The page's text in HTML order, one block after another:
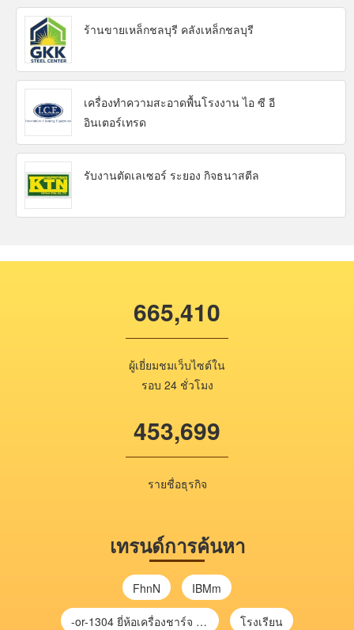
ร้านขายเหล็กชลบุรี คลังเหล็กชลบุรี
เครื่องทำความสะอาดพื้นโรงงาน ไอ ซี อี
อินเตอร์เทรด
รับงานตัดเลเซอร์ ระยอง กิจธนาสตีล
665,410
ผู้เยี่ยมชมเว็บไซต์ใน
รอบ 24 ชั่วโมง
453,699
รายชื่อธุรกิจ
เทรนด์การค้นหา
FhnN IBMm
-or-1304 ยี่ห้อเครื่องชาร์จ chargecore โรงเรียน